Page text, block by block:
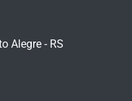
Alegre - RS